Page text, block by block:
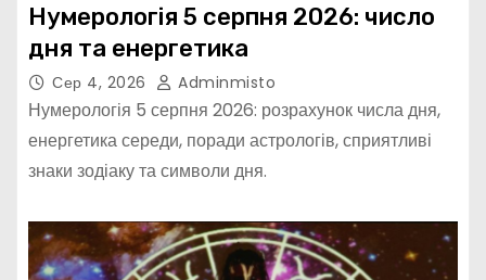
Нумерологія 5 серпня 2026: число
дня та енергетика
Сер 4, 2026 Adminmisto
Нумерологія 5 серпня 2026: розрахунок числа дня,
енергетика середи, поради астрологів, сприятливі
знаки зодіаку та символи дня.